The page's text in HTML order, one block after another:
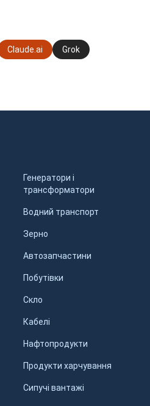
Claude.ai
Grok
Генератори і
трансформатори
Водний транспорт
Зерно
Автозапчастини
Побутівки
Скло
Кабелі
Нафтопродукти
Продукти харчування
Сипучі вантажі